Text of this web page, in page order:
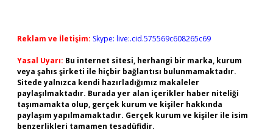
Reklam ve İletişim: Skype: live:.cid.575569c608265c69
Yasal Uyarı: Bu internet sitesi, herhangi bir marka, kurum
veya şahıs şirketi ile hiçbir bağlantısı bulunmamaktadır.
Sitede yalnızca kendi hazırladığımız makaleler
paylaşılmaktadır. Burada yer alan içerikler haber niteliği
taşımamakta olup, gerçek kurum ve kişiler hakkında
paylaşım yapılmamaktadır. Gerçek kurum ve kişiler ile isim
benzerlikleri tamamen tesadüfidir.